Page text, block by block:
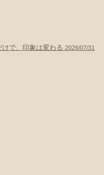
で、印象は変わる 2026/07/31